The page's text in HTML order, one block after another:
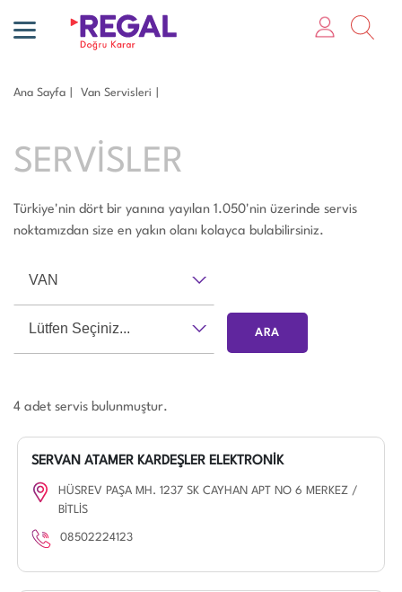
Ana Sayfa Van Servisleri
SERVİSLER
Türkiye'nin dört bir yanına yayılan 1.050'nin üzerinde servis
noktamızdan size en yakın olanı kolayca bulabilirsiniz.
VAN
Lütfen Seçiniz...
4 adet servis bulunmuştur.
SERVAN ATAMER KARDEŞLER ELEKTRONİK
HÜSREV PAŞA MH. 1237 SK CAYHAN APT NO 6 MERKEZ /
BİTLİS
08502224123